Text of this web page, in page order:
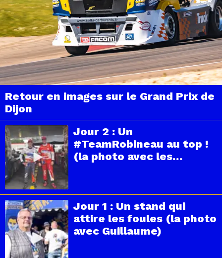
Retour en images sur le Grand Prix de
Dijon
Jour 2 : Un
#TeamRobineau au top !
(la photo avec les
Jour 1 : Un stand qui
attire les foules (la photo
avec Guillaume)